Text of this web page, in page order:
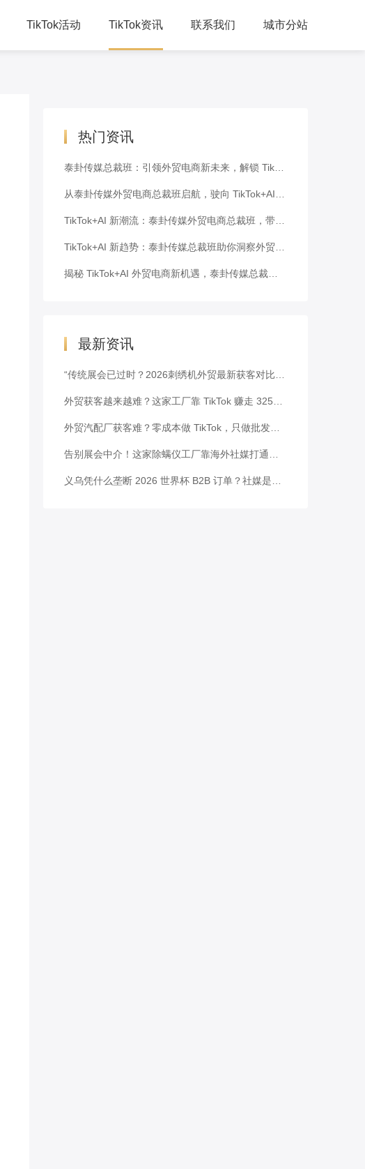
TikTok活动
线下交流
TikTok资讯
跨境资讯
联系我们 城市分站
热门资讯
最新资讯